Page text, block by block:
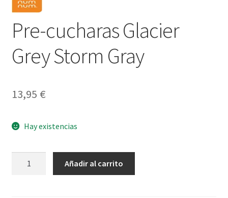
Pre-cucharas Glacier
Grey Storm Gray
13,95 €
Hay existencias
Añadir al carrito